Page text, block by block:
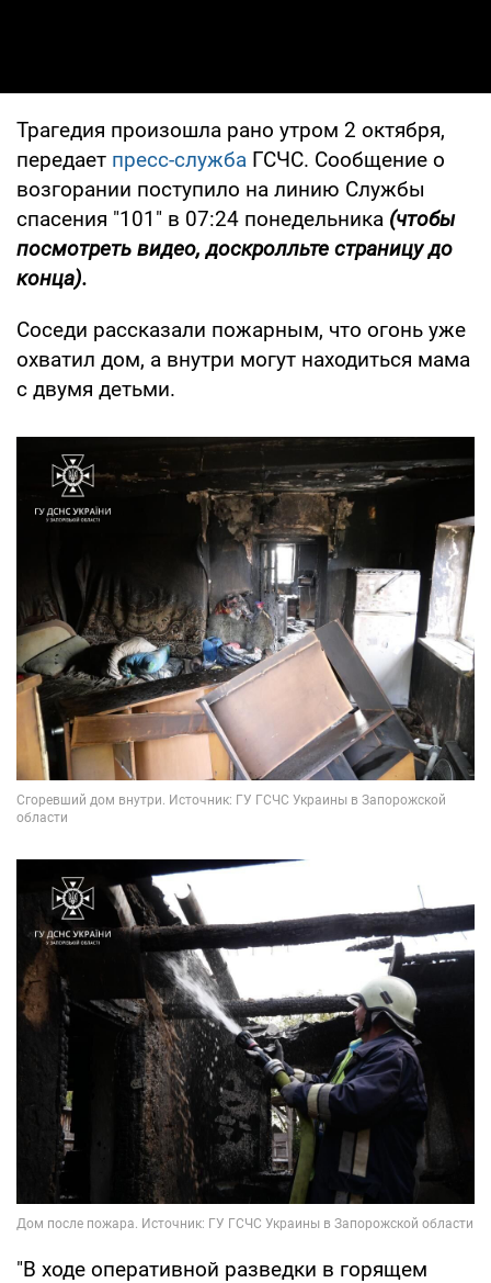
Трагедия произошла рано утром 2 октября,
передает пресс-служба ГСЧС. Сообщение о
возгорании поступило на линию Службы
спасения "101" в 07:24 понедельника (чтобы
посмотреть видео, доскролльте страницу до
конца).
Соседи рассказали пожарным, что огонь уже
охватил дом, а внутри могут находиться мама
с двумя детьми.
"В ходе оперативной разведки в горящем